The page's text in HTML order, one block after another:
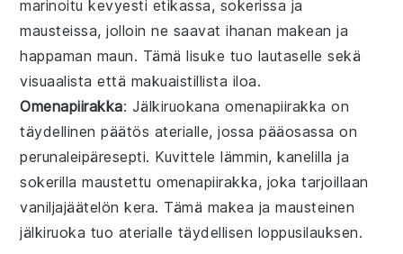
marinoitu kevyesti etikassa, sokerissa ja
mausteissa, jolloin ne saavat ihanan makean ja
happaman maun. Tämä lisuke tuo lautaselle sekä
visuaalista että makuaistillista iloa.
Omenapiirakka: Jälkiruokanaomenapiirakka on
täydellinen päätös aterialle, jossa pääosassa on
perunaleipäresepti. Kuvittele lämmin, kanelilla ja
sokerilla maustettuomenapiirakka, joka tarjoillaan
vaniljajäätelön kera. Tämä makea ja mausteinen
jälkiruoka tuo aterialle täydellisen loppusilauksen.